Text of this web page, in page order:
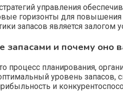
управления
горизонты для повышения
запасов является
запасами и почему оно
процесс планирования,
уровень запасов,
и